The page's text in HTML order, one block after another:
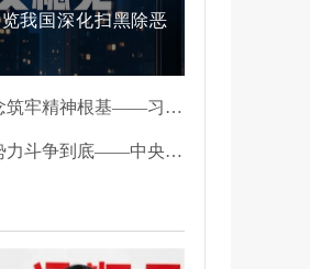
我国深化扫黑除恶
以坚定的理想信念筑牢精神根基——习近平党建思想理论品格系列述评之一
坚定不移与黑恶势力斗争到底——中央政法委负责同志就开展深化扫黑除恶专项斗争有关问题答记者问